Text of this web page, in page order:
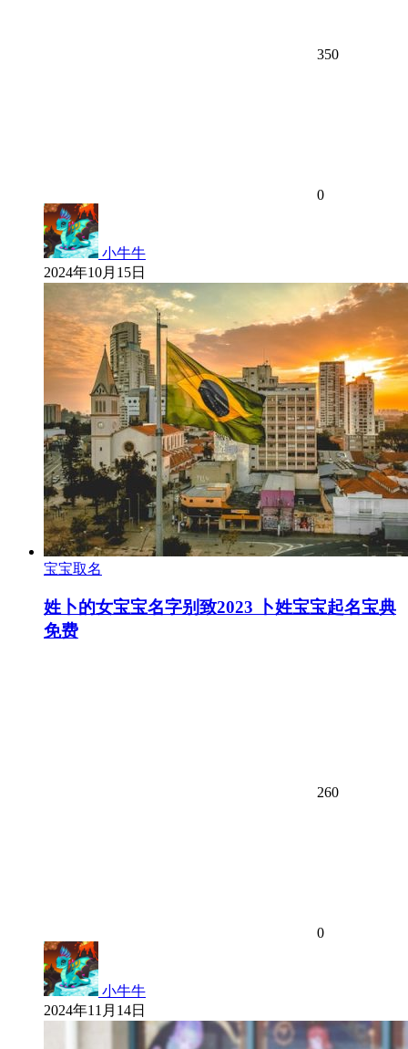
350
0
小牛牛
2024年10月15日
宝宝取名
姓卜的女宝宝名字别致2023 卜姓宝宝起名宝典
免费
260
0
小牛牛
2024年11月14日